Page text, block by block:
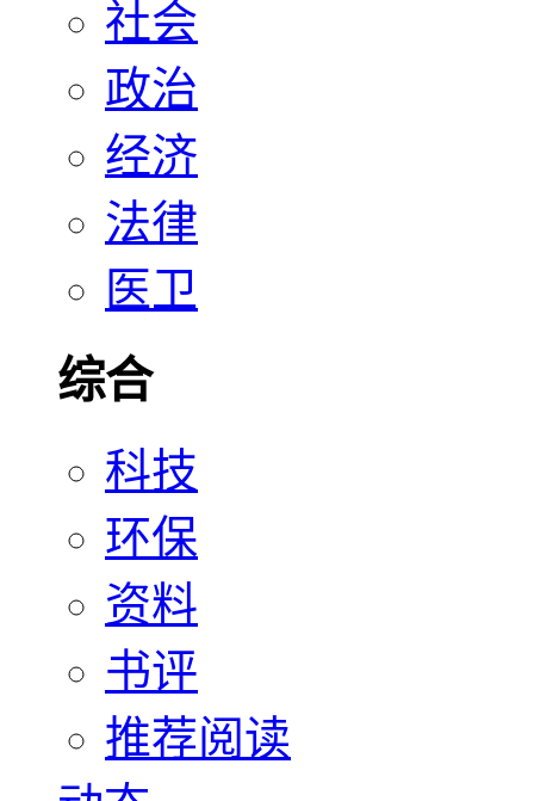
社会
政治
经济
法律
医卫
综合
科技
环保
资料
书评
推荐阅读